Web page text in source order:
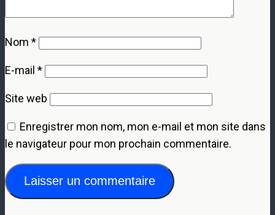
Nom *
E-mail *
Site web
Enregistrer mon nom, mon e-mail et mon site dans
le navigateur pour mon prochain commentaire.